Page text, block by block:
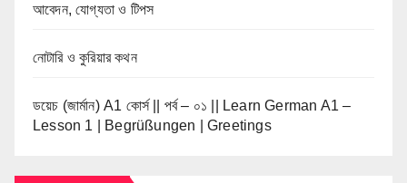
আবেদন, যোগ্যতা ও টিপস
নোটারি ও কুরিয়ার কথন
ডয়েচ (জার্মান) A1 কোর্স || পর্ব – ০১ || Learn German A1 –
Lesson 1 | Begrüßungen | Greetings